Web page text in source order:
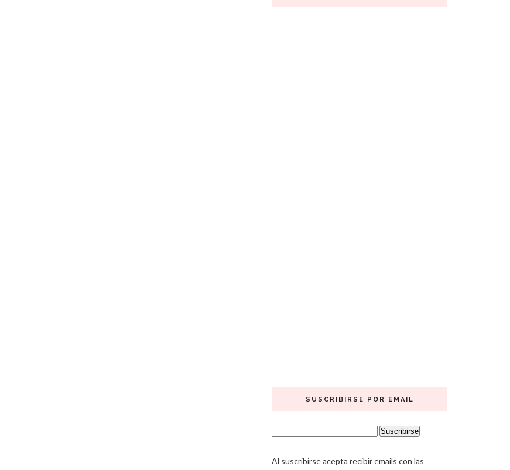
SUSCRIBIRSE POR EMAIL
Al suscribirse acepta recibir emails con las